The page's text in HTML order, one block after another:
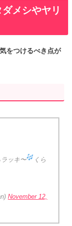
メシやヤリ
をつけるべき点が
ッキ〜
くら
November 12,